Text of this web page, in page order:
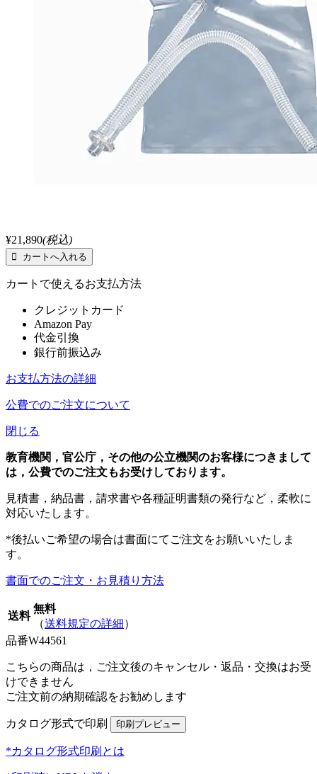
¥21,890(税込)
カートで使えるお支払方法
クレジットカード
Amazon Pay
代金引換
銀行前振込み
お支払方法の詳細
公費でのご注文について
閉じる
教育機関，官公庁，その他の公立機関のお客様につきまして
は，公費でのご注文もお受けしております。
見積書，納品書，請求書や各種証明書類の発行など，柔軟に
対応いたします。
*後払いご希望の場合は書面にてご注文をお願いいたしま
す。
書面でのご注文・お見積り方法
送料
無料
（送料規定の詳細）
品番W44561
こちらの商品は，ご注文後のキャンセル・返品・交換はお受
けできません
ご注文前の納期確認をお勧めします
カタログ形式で印刷
*カタログ形式印刷とは